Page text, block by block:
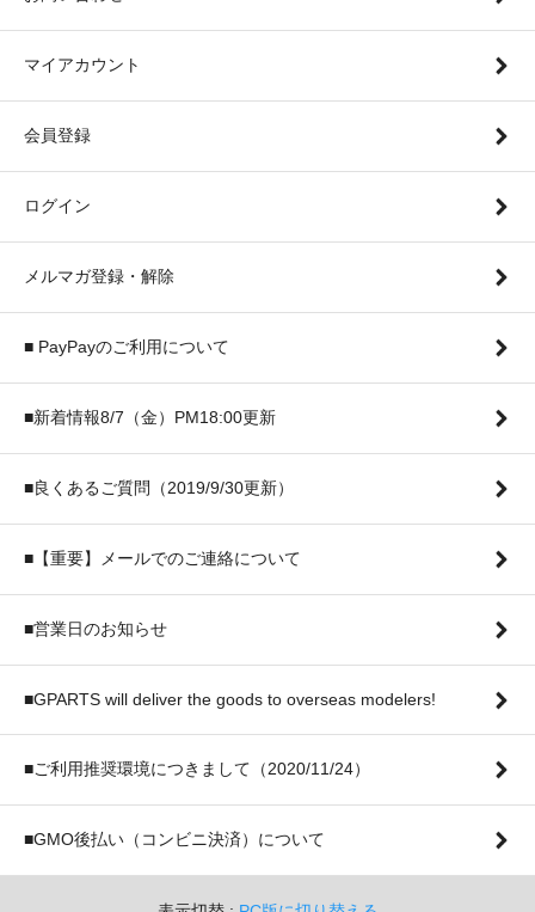
マイアカウント
会員登録
ログイン
メルマガ登録・解除
■ PayPayのご利用について
■新着情報8/7（金）PM18:00更新
■良くあるご質問（2019/9/30更新）
■【重要】メールでのご連絡について
■営業日のお知らせ
■GPARTS will deliver the goods to overseas modelers!
■ご利用推奨環境につきまして（2020/11/24）
■GMO後払い（コンビニ決済）について